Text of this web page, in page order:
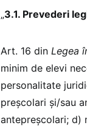
„3.1. Prevederi
Art. 16 din Legea
minim de elevi
personalitate
preșcolari și/sau
antepreșcolari; d)